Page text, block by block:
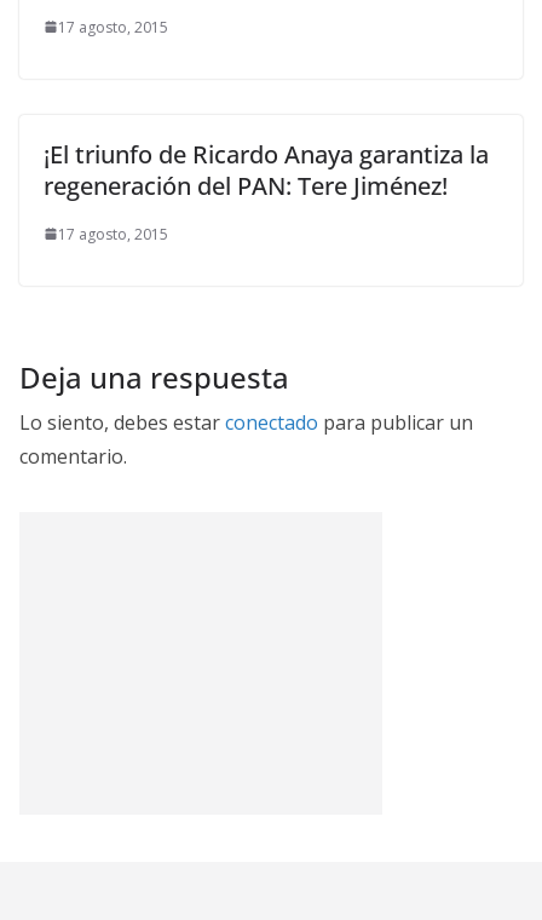
17 agosto, 2015
¡El triunfo de Ricardo Anaya garantiza la
regeneración del PAN: Tere Jiménez!
17 agosto, 2015
Deja una respuesta
Lo siento, debes estarconectado para publicar un
comentario.